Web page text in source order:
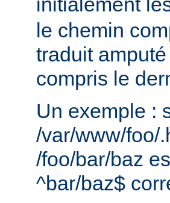
le chemin
traduit
compris le
Un exemple :
/var/www/foo/
/foo/bar/baz
^bar/baz$